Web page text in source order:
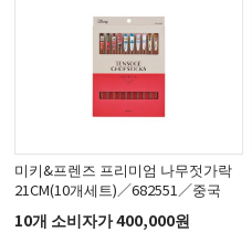
미키&프렌즈 프리미엄 나무젓가락
21CM(10개세트)／682551／중국
10개 소비자가 400,000원